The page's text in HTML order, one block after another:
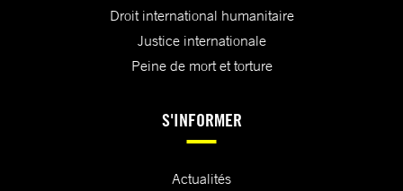
Droit international humanitaire
Justice internationale
Peine de mort et torture
S'INFORMER
Actualités